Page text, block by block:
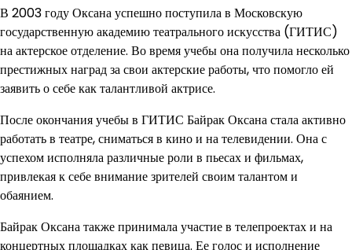
В 2003 году Оксана успешно поступила в Московскую
государственную академию театрального искусства (ГИТИС)
на актерское отделение. Во время учебы она получила несколько
престижных наград за свои актерские работы, что помогло ей
заявить о себе как талантливой актрисе.
После окончания учебы в ГИТИС Байрак Оксана стала активно
работать в театре, сниматься в кино и на телевидении. Она с
успехом исполняла различные роли в пьесах и фильмах,
привлекая к себе внимание зрителей своим талантом и
обаянием.
Байрак Оксана также принимала участие в телепроектах и на
концертных площадках как певица. Ее голос и исполнение